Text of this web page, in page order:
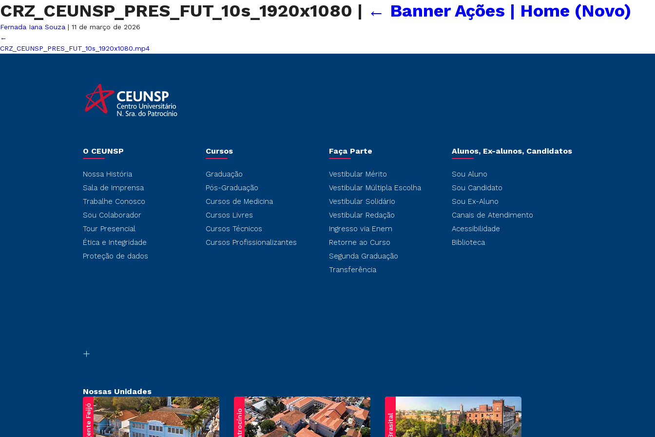
CRZ_CEUNSP_PRES_FUT_10s_1920x1080 | ← Banner Ações | Home (Novo)
Fernada Iana Souza | 11 de março de 2026
←
CRZ_CEUNSP_PRES_FUT_10s_1920x1080.mp4
O CEUNSP
Nossa História
Sala de Imprensa
Trabalhe Conosco
Sou Colaborador
Tour Presencial
Ética e Integridade
Proteção de dados
Cursos
Graduação
Pós-Graduação
Cursos de Medicina
Cursos Livres
Cursos Técnicos
Cursos Profissionalizantes
Faça Parte
Vestibular Mérito
Vestibular Múltipla Escolha
Vestibular Solidário
Vestibular Redação
Ingresso via Enem
Retorne ao Curso
Segunda Graduação
Transferência
Alunos, Ex-alunos, Candidatos
Sou Aluno
Sou Candidato
Sou Ex-Aluno
Canais de Atendimento
Acessibilidade
Biblioteca
Nossas Unidades
Regente Feijó Patrocínio Brasital